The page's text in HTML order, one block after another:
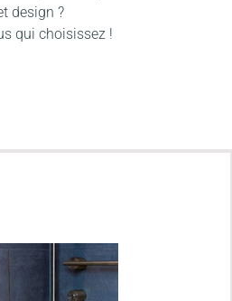
design ?
qui choisissez !